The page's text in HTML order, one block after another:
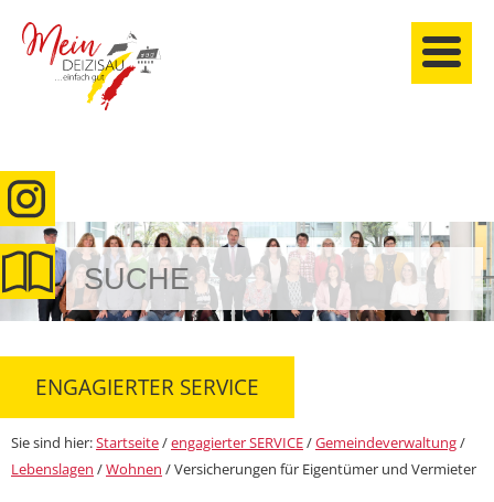
anmelden
ENGAGIERTER SERVICE
Sie sind hier:Startseite/engagierter SERVICE/Gemeindeverwaltung/
Lebenslagen /Wohnen /Versicherungen für Eigentümer und Vermieter